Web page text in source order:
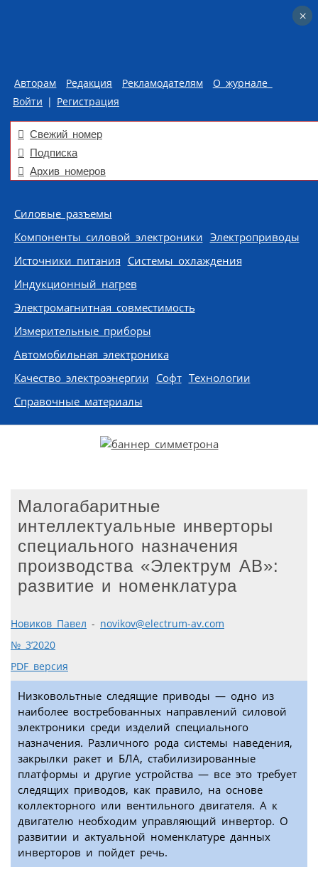
Авторам Редакция Рекламодателям
О журнале
Войти | Регистрация
Свежий номер
Подписка
Архив номеров
Skip to content
Силовые разъемы
Компоненты силовой электроники Электроприводы
Источники питания Системы охлаждения
Индукционный нагрев
Электромагнитная совместимость
Измерительные приборы
Автомобильная электроника
Качество электроэнергии Софт Технологии
Справочные материалы
Малогабаритные
интеллектуальные инверторы
специального назначения
производства «Электрум АВ»:
развитие и номенклатура
Новиков Павел - novikov@electrum-av.com
№ 3’2020
PDF версия
Низковольтные следящие приводы — одно из
наиболее востребованных направлений силовой
электроники среди изделий специального
назначения. Различного рода системы наведения,
закрылки ракет и БЛА, стабилизированные
платформы и другие устройства — все это требует
следящих приводов, как правило, на основе
коллекторного или вентильного двигателя. А к
двигателю необходим управляющий инвертор. О
развитии и актуальной номенклатуре данных
инверторов и пойдет речь.
×
×